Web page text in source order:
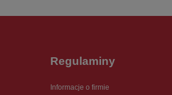
Regulaminy
Informacje o firmie